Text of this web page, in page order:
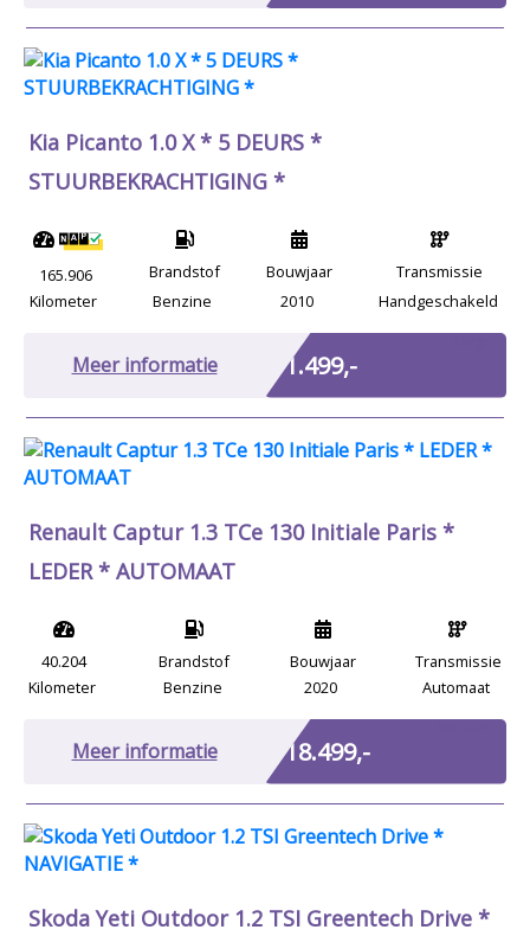
Kia Picanto 1.0 X * 5 DEURS *
STUURBEKRACHTIGING *
165.906
Kilometer
Brandstof
Benzine
Bouwjaar
2010
Transmissie
Handgeschakeld
Meer informatie € 1.499,-
Renault Captur 1.3 TCe 130 Initiale Paris *
LEDER * AUTOMAAT
40.204
Kilometer
Brandstof
Benzine
Bouwjaar
2020
Transmissie
Automaat
Meer informatie € 18.499,-
Skoda Yeti Outdoor 1.2 TSI Greentech Drive *